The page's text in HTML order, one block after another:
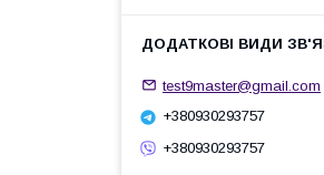
test9master@gmail.com
+380930293757
+380930293757